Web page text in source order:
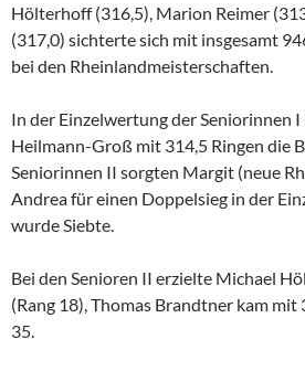
Hölterhoff (316,5), Marion Reimer
(317,0) sichterte sich mit insgesamt
bei den Rheinlandmeisterschaften.
In der Einzelwertung der Seniorinnen I
Heilmann-Groß mit 314,5 Ringen die
Seniorinnen II sorgten Margit (neue
Andrea für einen Doppelsieg in der
wurde Siebte.
Bei den Senioren II erzielte Michael
(Rang 18), Thomas Brandtner kam mit
35.